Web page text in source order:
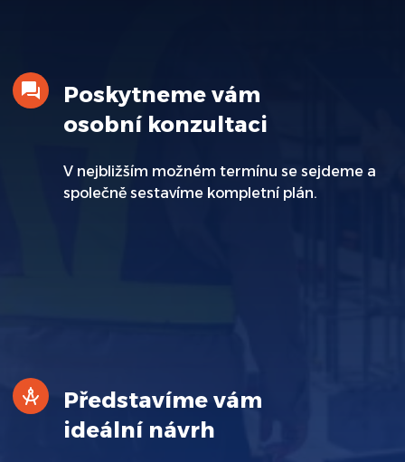
Poskytneme vám
osobní konzultaci
V nejbližším možném termínu se sejdeme a
společně sestavíme kompletní plán.
Představíme vám
ideální návrh